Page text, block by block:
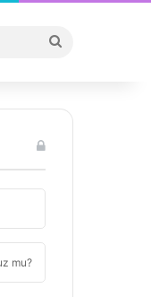
...
mu?